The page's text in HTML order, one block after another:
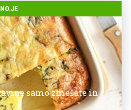
samo zmešate in